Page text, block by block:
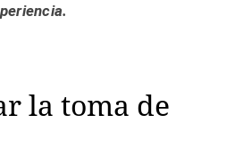
la toma de